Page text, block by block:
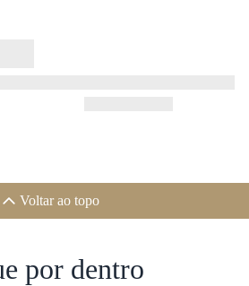
Voltar ao topo
por dentro